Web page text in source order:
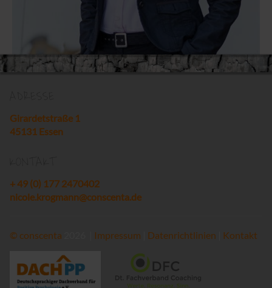
Girardetstraße 1
45131 Essen
+ 49 (0) 177 2470402
nicole.krogmann@conscenta.de
© conscenta Impressum Datenrichtlinien Kontakt